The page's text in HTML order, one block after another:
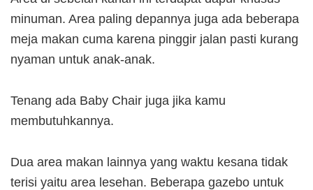
minuman. Area paling depannya juga ada beberapa
meja makan cuma karena pinggir jalan pasti kurang
nyaman untuk anak-anak.
Tenang ada Baby Chair juga jika kamu
membutuhkannya.
Dua area makan lainnya yang waktu kesana tidak
terisi yaitu area lesehan. Beberapa gazebo untuk